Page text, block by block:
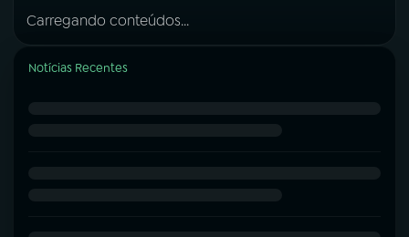
Carregando conteúdos...
Notícias Recentes